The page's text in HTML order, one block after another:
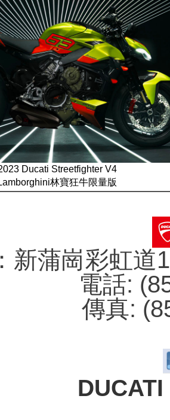
Ducati Streetfighter V4
林寶狂牛限量版
新蒲崗彩虹道
電話:
傳真: